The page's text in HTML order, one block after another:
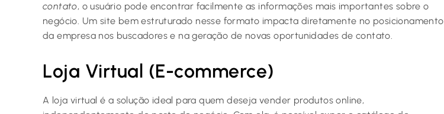
contato, o usuário pode encontrar facilmente as informações mais importantes sobre o
negócio. Um site bem estruturado nesse formato impacta diretamente no posicionamento
da empresa nos buscadores e na geração de novas oportunidades de contato.
Loja Virtual (E-commerce)
A loja virtual é a solução ideal para quem deseja vender produtos online,